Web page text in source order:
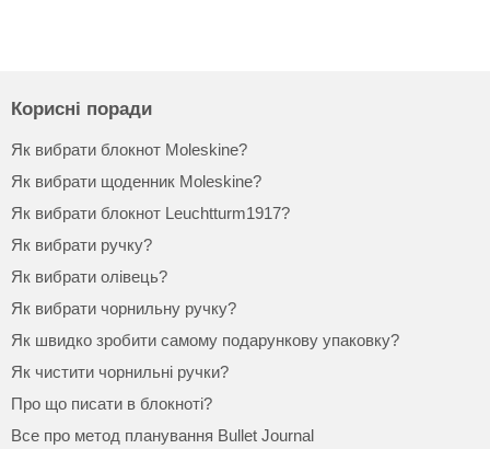
Корисні поради
Як вибрати блокнот Moleskine?
Як вибрати щоденник Moleskine?
Як вибрати блокнот Leuchtturm1917?
Як вибрати ручку?
Як вибрати олівець?
Як вибрати чорнильну ручку?
Як швидко зробити самому подарункову упаковку?
Як чистити чорнильні ручки?
Про що писати в блокноті?
Все про метод планування Bullet Journal